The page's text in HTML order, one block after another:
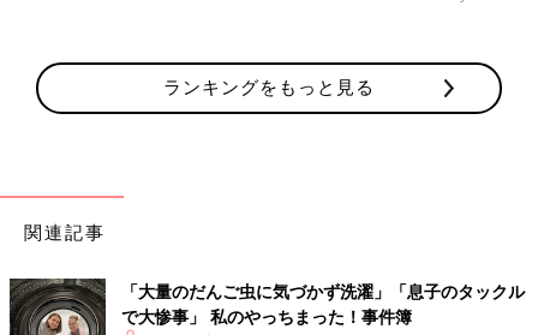
ランキングをもっと見る
関連記事
「大量のだんご虫に気づかず洗濯」「息子のタックル
で大惨事」 私のやっちまった！事件簿